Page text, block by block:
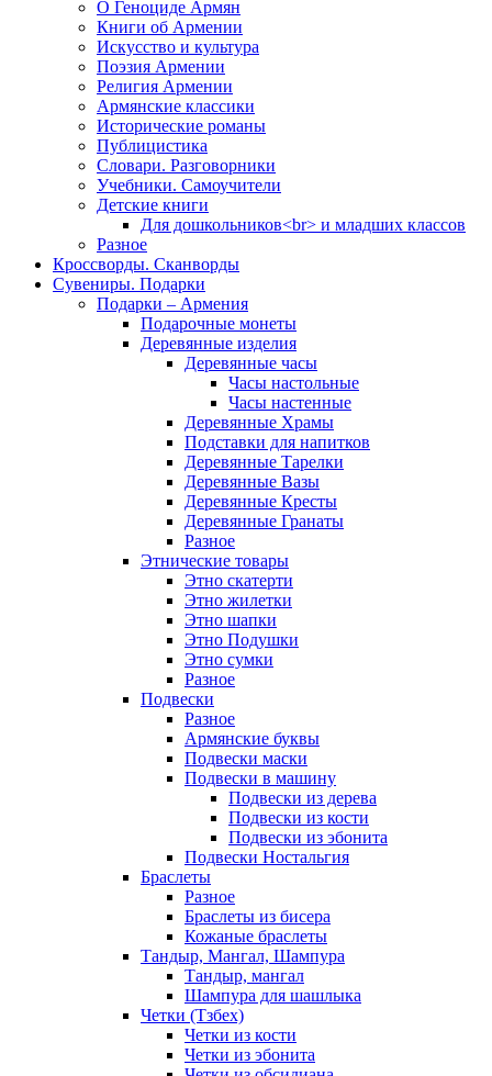
О Геноциде Армян
Книги об Армении
Иcкусство и культура
Поэзия Армении
Религия Армении
Армянские классики
Исторические романы
Публицистика
Словари. Разговорники
Учебники. Самоучители
Детские книги
Для дошкольников<br> и младших классов
Разное
Кроссворды. Сканворды
Сувениры. Подарки
Подарки – Армения
Подарочные монеты
Деревянные изделия
Деревянные часы
Часы настольные
Часы настенные
Деревянные Храмы
Подставки для напитков
Деревянные Тарелки
Деревянные Вазы
Деревянные Кресты
Деревянные Гранаты
Разное
Этнические товары
Этно скатерти
Этно жилетки
Этно шапки
Этно Подушки
Этно сумки
Разное
Подвески
Разное
Армянские буквы
Подвески маски
Подвески в машину
Подвески из дерева
Подвески из кости
Подвески из эбонита
Подвески Ностальгия
Браслеты
Разное
Браслеты из бисера
Кожаные браслеты
Тандыр, Мангал, Шампура
Тандыр, мангал
Шампура для шашлыка
Четки (Тзбех)
Четки из кости
Четки из эбонита